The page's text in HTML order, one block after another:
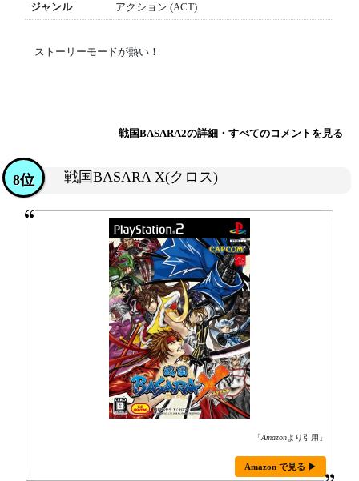
ジャンル アクション (ACT)
ストーリーモードが熱い！
戦国BASARA2の詳細・すべてのコメントを見る
戦国BASARA X(クロス)
8位
「Amazonより引用」
Amazon で見る ▶